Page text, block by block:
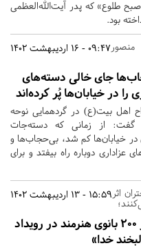
طلوع» که پدر آیت‌الله‌العظمی
بود.
09:47 - 16 اردیبهشت 1402
جای خالی دسته‌های
را در خیابان‌ها پُر کرده‌اند
اهل بیت(ع) در گردهمایی نوحه
گفت: از زمانی که دسته‌جات
در خیابان‌ها کم شد، بی‌حجاب‌ها و
عزاداری دوباره راه بیفتد و برای
15:59 - 13 اردیبهشت 1402 اثر
حضور 200 بانوی هنرمند در رویداد
خدا»